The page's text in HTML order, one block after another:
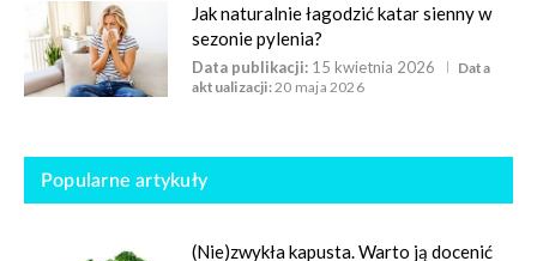
Jak naturalnie łagodzić katar sienny w
sezonie pylenia?
Data publikacji: 15 kwietnia 2026
Data
aktualizacji: 20 maja 2026
Popularne artykuły
(Nie)zwykła kapusta. Warto ją docenić